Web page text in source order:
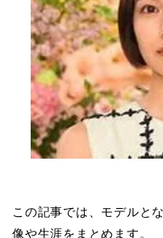
この記事では、モデルと
像や生涯をまとめます。